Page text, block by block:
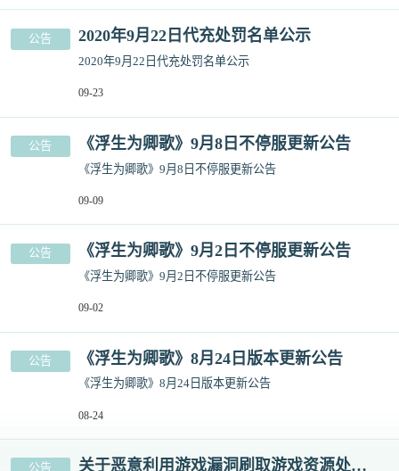
公告 2020年9月22日代充处罚名单公示
2020年9月22日代充处罚名单公示
09-23
公告 《浮生为卿歌》9月8日不停服更新公告
《浮生为卿歌》9月8日不停服更新公告
09-09
公告 《浮生为卿歌》9月2日不停服更新公告
《浮生为卿歌》9月2日不停服更新公告
09-02
公告 《浮生为卿歌》8月24日版本更新公告
《浮生为卿歌》8月24日版本更新公告
08-24
公告 关于恶意利用游戏漏洞刷取游戏资源处罚公告